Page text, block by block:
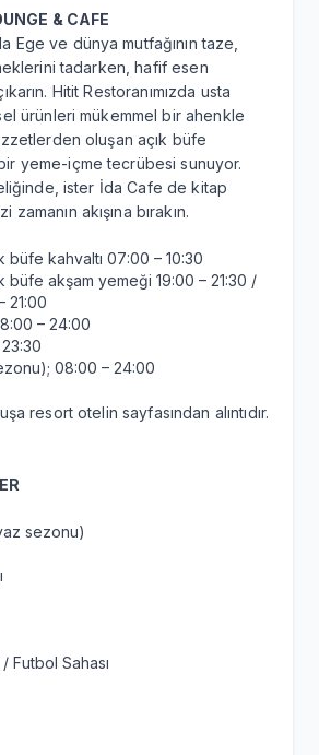
& CAFE
Ege ve dünya mutfağının taze,
tadarken, hafif esen
Hitit Restoranımızda usta
ürünleri mükemmel bir ahenkle
oluşan açık büfe
yeme-içme tecrübesi sunuyor.
ister İda Cafe de kitap
akışına bırakın.
büfe kahvaltı 07:00 – 10:30
büfe akşam yemeği 19:00 – 21:30 /
21:00
– 24:00
08:00 – 24:00
resort otelin sayfasından alıntıdır.
sezonu)
Futbol Sahası